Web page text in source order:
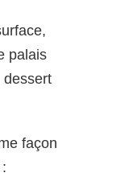
palais
dessert
façon